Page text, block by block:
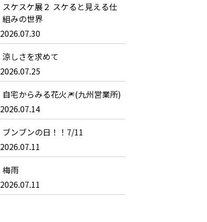
スケスケ展２ スケると見える仕
組みの世界
2026.07.30
涼しさを求めて
2026.07.25
自宅からみる花火🎆(九州営業所)
2026.07.14
ブンブンの日！！7/11
2026.07.11
梅雨
2026.07.11